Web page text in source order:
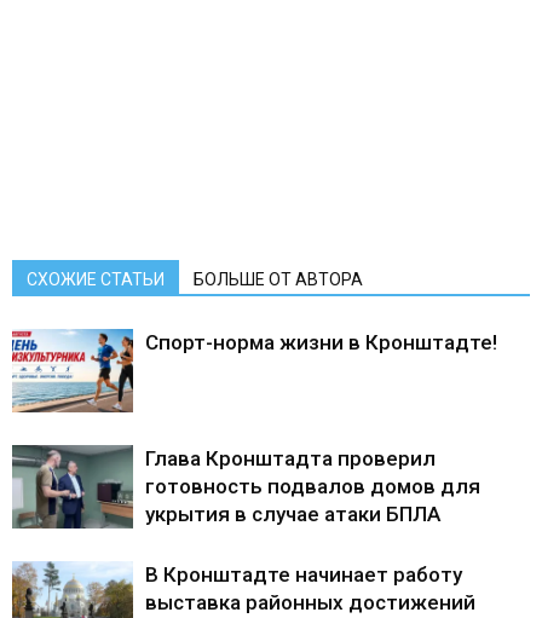
СХОЖИЕ СТАТЬИ БОЛЬШЕ ОТ АВТОРА
Спорт-норма жизни в Кронштадте!
Глава Кронштадта проверил
готовность подвалов домов для
укрытия в случае атаки БПЛА
В Кронштадте начинает работу
выставка районных достижений